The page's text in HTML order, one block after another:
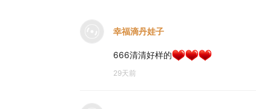
幸福滴丹娃子
666清清好样的
29天前